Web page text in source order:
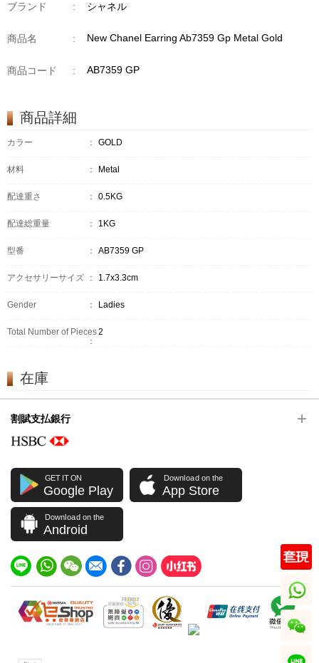
ブランド : シャネル
商品名 : New Chanel Earring Ab7359 Gp Metal Gold
商品コード : AB7359 GP
商品詳細
カラー ： GOLD
材料 ： Metal
配達重さ ： 0.5KG
配達総重量 ： 1KG
型番 ： AB7359 GP
アクセサリーサイズ ： 1.7x3.3cm
Gender ： Ladies
Total Number of Pieces
：
2
在庫
割賦支払銀行
GET IT ON
Google Play
Download on the
App Store
Download on the
Android